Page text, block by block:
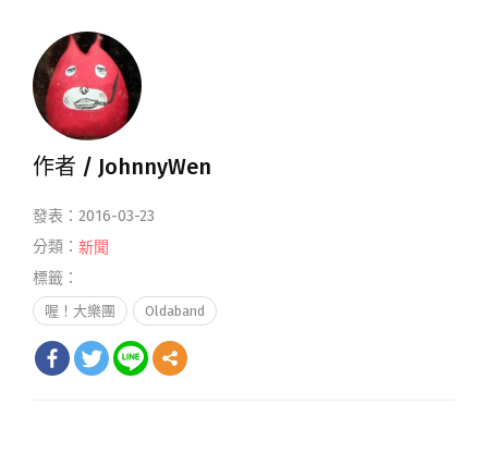
作者 / JohnnyWen
發表：2016-03-23
分類： 新聞
標籤：
喔！大樂團 Oldaband